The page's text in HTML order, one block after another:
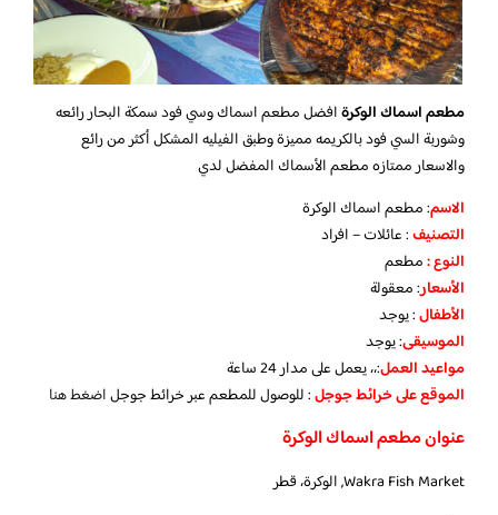
مطعم اسماك الوكرةافضل مطعم اسماك وسي فود سمكة البحار رائعه
وشوربة السي فود بالكريمه مميزة وطبق الفيليه المشكل أكثر من رائع
والاسعار ممتازه مطعم الأسماك المفضل لدي
الاسم: مطعم اسماك الوكرة
التصنيف: عائلات – افراد
النوع :مطعم
الأسعار:معقولة
الأطفال:يوجد
الموسيقى:يوجد
مواعيد العمل:،، يعمل على مدار 24 ساعة
الموقع على خرائط جوجل: للوصول للمطعم عبر خرائط جوجلاضغط هنا
عنوان مطعم اسماك الوكرة
Wakra Fish Market, الوكرة، قطر